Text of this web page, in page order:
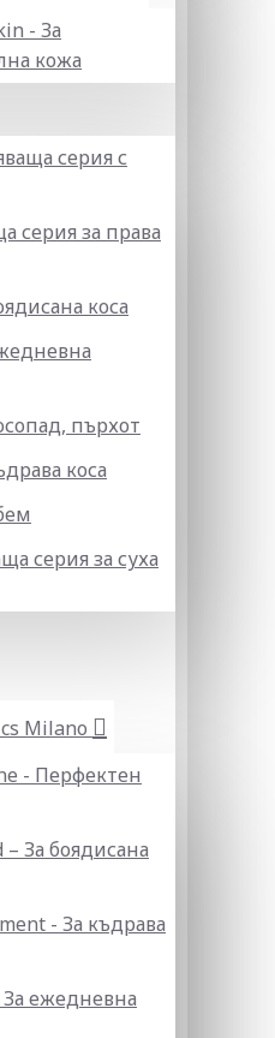
- За
кожа
серия с
серия за права
коса
пърхот
коса
серия за суха
Milano
- Перфектен
За боядисана
- За къдрава
ежедневна